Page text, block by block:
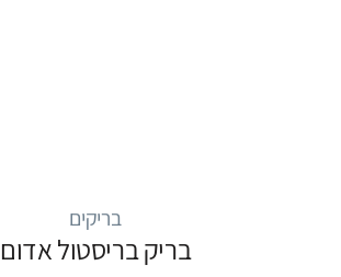
בריקים
בריק בריסטול אדום